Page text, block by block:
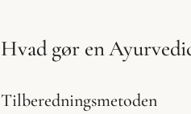
Hvad gør en
Tilberedningsmetoden